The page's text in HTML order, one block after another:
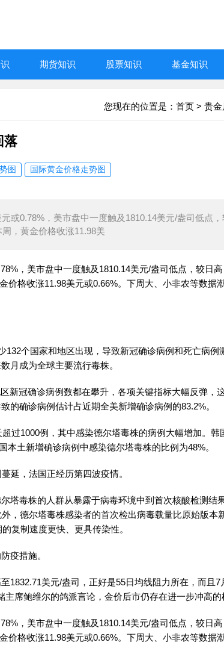
期货知识 股票知识 基金知识
您现在的位置是： 首页 > 贵金
落
图 国际黄金价格走势图
或0.78%，美市盘中一度触及1810.14美元/盎司低点，
，黄金价格收涨11.98美
，美市盘中一度触及1810.14美元/盎司低点，较日高
价格收涨11.98美元或0.66%。下周大、小非农等数据
个国家和地区出现，导致新冠确诊病例和死亡病例
月成为全球主要流行毒株。
新冠确诊病例数都在攀升，各项关键指标大幅反弹，
的确诊病例估计占近期全美新增确诊病例的83.2%。
过1000例，其中感染德尔塔毒株的病例大幅增加。韩
土新增确诊病例中感染德尔塔毒株的比例为48%。
延，法国正经历第四波疫情。
塔毒株的人群从暴露于病毒环境中到首次核酸检测结
，德尔塔毒株感染者的首次检出病毒载量比原始版本
复制速度更快、更具传染性。
疫措施。
1832.71美元/盎司，正好是55日均线阻力所在，而且7
席鲍维尔的鸽派言论，金价后市仍存在进一步冲高的
，美市盘中一度触及1810.14美元/盎司低点，较日高
价格收涨11.98美元或0.66%。下周大、小非农等数据